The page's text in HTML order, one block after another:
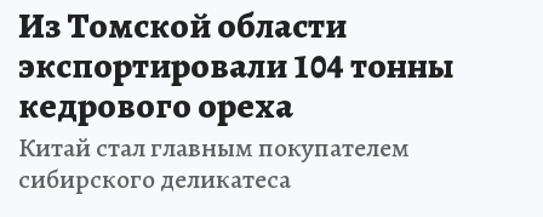
Из Томской области
экспортировали 104 тонны
кедрового ореха
Китай стал главным покупателем
сибирского деликатеса